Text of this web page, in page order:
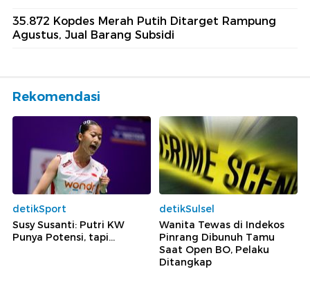
35.872 Kopdes Merah Putih Ditarget Rampung
Agustus, Jual Barang Subsidi
Rekomendasi
detikSport
Susy Susanti: Putri KW
Punya Potensi, tapi...
detikSulsel
Wanita Tewas di Indekos
Pinrang Dibunuh Tamu
Saat Open BO, Pelaku
Ditangkap